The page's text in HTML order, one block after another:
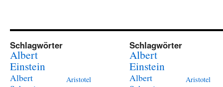
Schlagwörter
Albert
Einstein
Albert
Aristotel
Schlagwörter
Albert
Einstein
Albert
Aristotel